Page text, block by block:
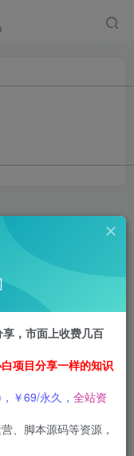
号涨粉，一个月
关注
0 355 30
一个月5k
已售 29
，市面上收费几百
项目分享一样的知识
￥69/永久， 全站资
、脚本源码等资源，